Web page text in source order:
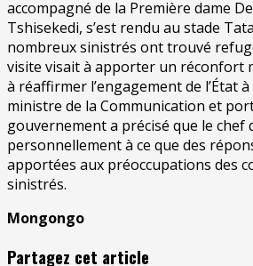
accompagné de la Première dame
Tshisekedi, s’est rendu au stade
nombreux sinistrés ont trouvé
visite visait à apporter un réconfort
à réaffirmer l’engagement de l’État
ministre de la Communication et
gouvernement a précisé que le chef
personnellement à ce que des
apportées aux préoccupations des
sinistrés.
Mongongo
Partagez cet article